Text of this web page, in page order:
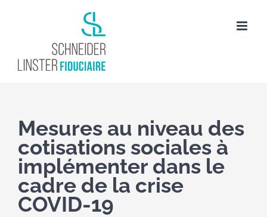
Mesures au niveau des
cotisations sociales à
implémenter dans le
cadre de la crise
COVID-19